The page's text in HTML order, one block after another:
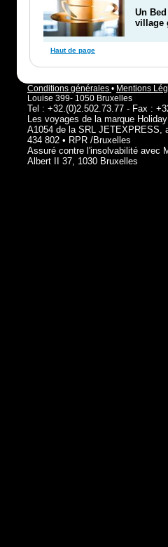
Un
village
Haut de page
Conditions générales • Mentions
Louise 399- 1050 Bruxelles
Tel : +32.(0)2.502.73.77 - Fax :
Les voyages de la marque
A1054 de la SRL JETEXPRESS,
434 802 • RPR /Bruxelles
Assuré contre l'insolvabilité avec
Albert II 37, 1030 Bruxelles